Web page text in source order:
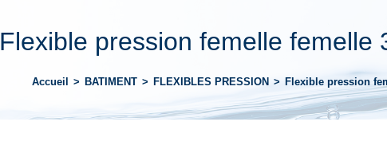
Flexible pression femelle femelle
Accueil > BATIMENT > FLEXIBLES PRESSION > Flexible pression